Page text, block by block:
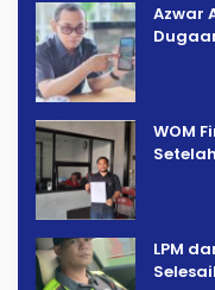
Azwar
‎WOM
LPM